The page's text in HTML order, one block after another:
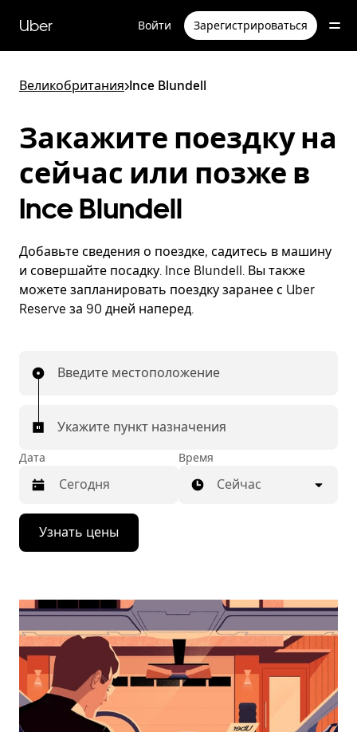
перейти
к
содержимому
Uber Войти Зарегистрироваться
Великобритания>Ince Blundell
Закажите поездку на
сейчас или позже в
Ince Blundell
Добавьте сведения о поездке, садитесь в машину
и совершайте посадку. Ince Blundell. Вы также
можете запланировать поездку заранее с Uber
Reserve за 90 дней наперед.
Введите местоположение
Укажите пункт назначения
Дата
Нажмите
стрелку
вниз,
календарю
выбрать
дату.
Чтобы
закрыть
календарь,
нажмите
Esc.
Время
Сейчас
Узнать цены